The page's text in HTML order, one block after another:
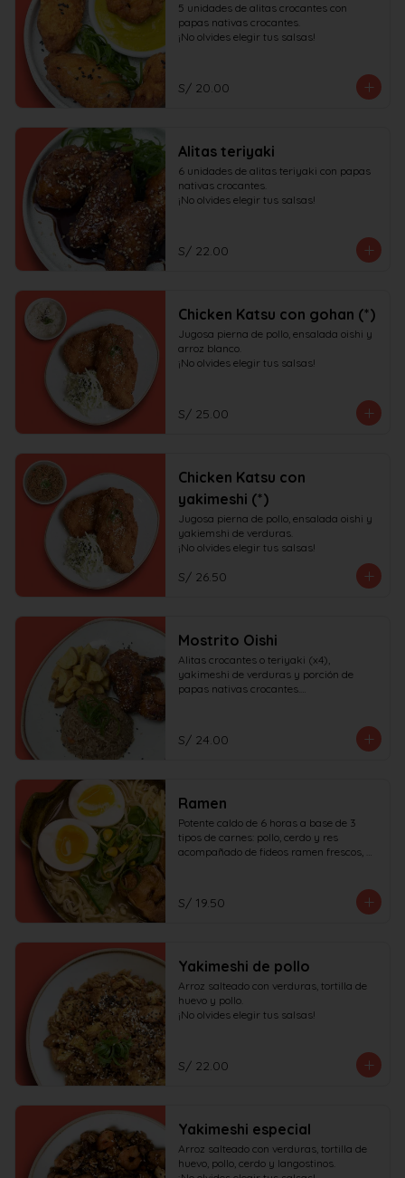
5 unidades de alitas crocantes con
papas nativas crocantes.
¡No olvides elegir tus salsas!
S/ 20.00
Alitas teriyaki
6 unidades de alitas teriyaki con papas
nativas crocantes.
¡No olvides elegir tus salsas!
S/ 22.00
Chicken Katsu con gohan (*)
Jugosa pierna de pollo, ensalada oishi y
arroz blanco.
¡No olvides elegir tus salsas!
S/ 25.00
Chicken Katsu con
yakimeshi (*)
Jugosa pierna de pollo, ensalada oishi y
yakiemshi de verduras.
¡No olvides elegir tus salsas!
S/ 26.50
Mostrito Oishi
Alitas crocantes o teriyaki (x4),
yakimeshi de verduras y porción de
papas nativas crocantes.
S/ 24.00
Ramen
Potente caldo de 6 horas a base de 3
tipos de carnes: pollo, cerdo y res
acompañado de fideos ramen frescos,
S/ 19.50
Yakimeshi de pollo
Arroz salteado con verduras, tortilla de
huevo y pollo.
¡No olvides elegir tus salsas!
S/ 22.00
Yakimeshi especial
Arroz salteado con verduras, tortilla de
huevo, pollo, cerdo y langostinos.